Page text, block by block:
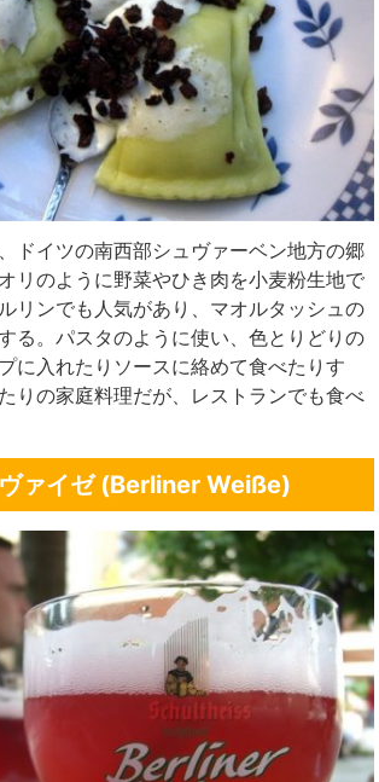
ドイツの南西部シュヴァーベン地方の郷
リのように野菜やひき肉を小麦粉生地で
リンでも人気があり、マオルタッシュの
る。パスタのように使い、色とりどりの
に入れたりソースに絡めて食べたりす
りの家庭料理だが、レストランでも食べ
ァイゼ (Berliner Weiße)